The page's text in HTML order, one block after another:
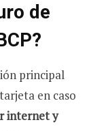
de
principal
en caso
internet y